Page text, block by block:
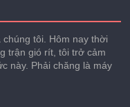
tôi. Hôm nay thời
trận gió rít, tôi trở cảm
này. Phải chăng là máy